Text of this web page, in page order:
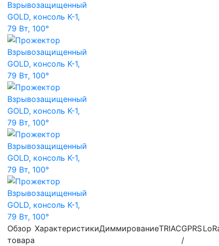
Обзор
товара
ХарактеристикиДиммированиеTRIACGPRS
/